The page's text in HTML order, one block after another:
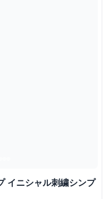
イニシャル刺繍シンプ